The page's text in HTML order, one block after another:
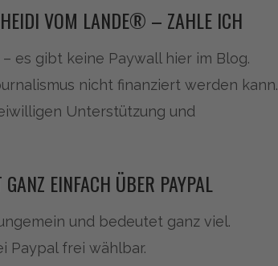
VOM LANDE® – ZAHLE ICH
es gibt keine Paywall hier im Blog.
nicht finanziert werden kann.
Unterstützung und
EINFACH ÜBER PAYPAL
und bedeutet ganz viel.
Paypal frei wählbar.